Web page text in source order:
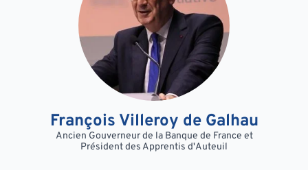
François Villeroy de Galhau
Ancien Gouverneur de la Banque de France et
Président des Apprentis d'Auteuil